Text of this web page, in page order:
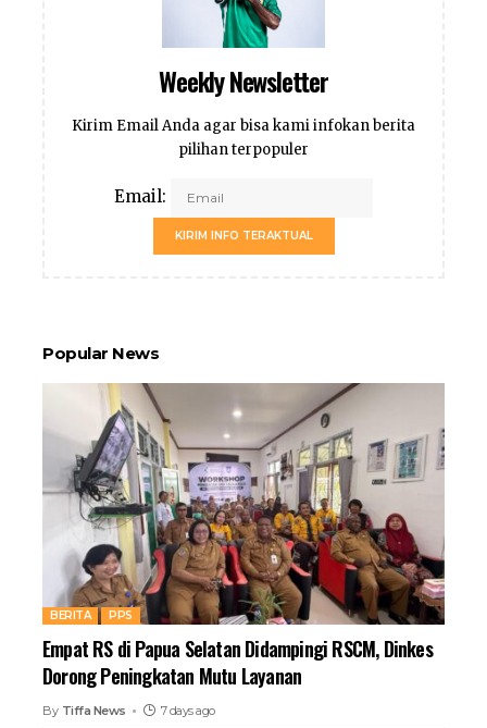
Weekly Newsletter
Kirim Email Anda agar bisa kami infokan berita
pilihan terpopuler
Email:
KIRIM INFO TERAKTUAL
Popular News
BERITA PPS
Empat RS di Papua Selatan Didampingi RSCM, Dinkes
Dorong Peningkatan Mutu Layanan
By Tiffa News 7 days ago